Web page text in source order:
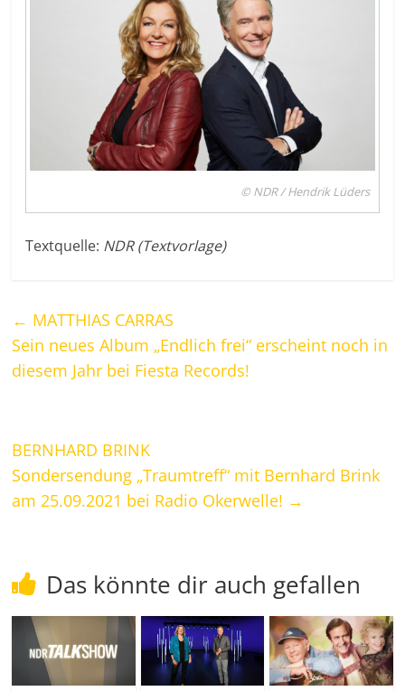
© NDR / Hendrik Lüders
Textquelle: NDR (Textvorlage)
← MATTHIAS CARRAS
Sein neues Album „Endlich frei“ erscheint noch in
diesem Jahr bei Fiesta Records!
BERNHARD BRINK
Sondersendung „Traumtreff“ mit Bernhard Brink
am 25.09.2021 bei Radio Okerwelle! →
Das könnte dir auch gefallen